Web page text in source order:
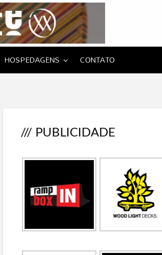
HOSPEDAGENS CONTATO
/// PUBLICIDADE